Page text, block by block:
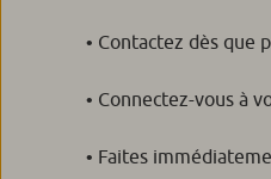
• Contactez dès que
• Connectez-vous à
• Faites